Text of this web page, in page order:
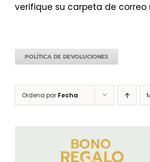
verifique su carpeta de correo
POLÍTICA DE DEVOLUCIONES
Ordena por Fecha